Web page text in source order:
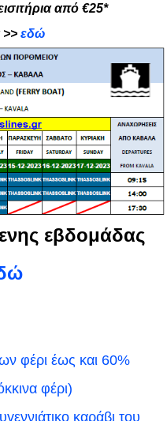
από €25*
>> εδώ
εβδομάδας
φέρι έως και 60%
φέρι)
καράβι του